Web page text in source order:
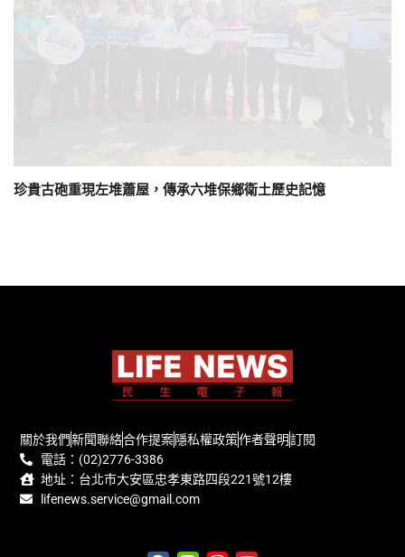
珍貴古砲重現左堆蕭屋，傳承六堆保鄉衛土歷史記憶
關於我們新聞聯絡合作提案隱私權政策作者聲明訂閱
電話：(02)2776-3386
地址：台北市大安區忠孝東路四段221號12樓
lifenews.service@gmail.com